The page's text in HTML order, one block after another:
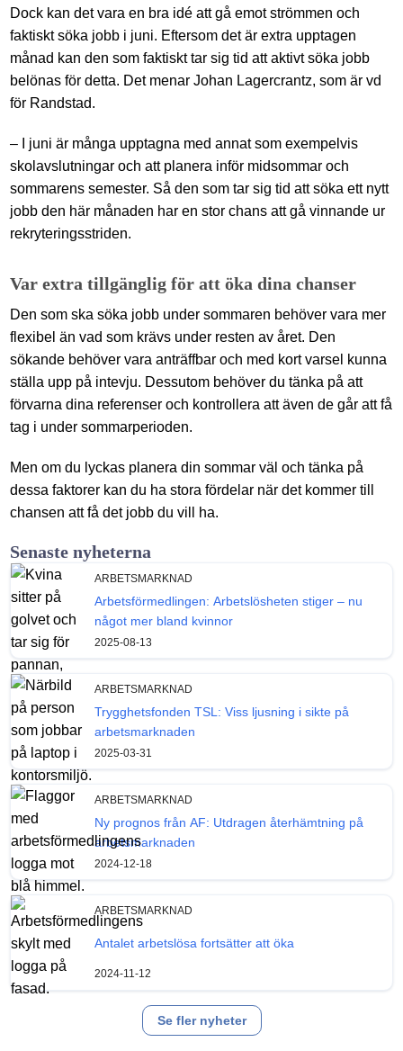
Dock kan det vara en bra idé att gå emot strömmen och
faktiskt söka jobb i juni. Eftersom det är extra upptagen
månad kan den som faktiskt tar sig tid att aktivt söka jobb
belönas för detta. Det menar Johan Lagercrantz, som är vd
för Randstad.
– I juni är många upptagna med annat som exempelvis
skolavslutningar och att planera inför midsommar och
sommarens semester. Så den som tar sig tid att söka ett nytt
jobb den här månaden har en stor chans att gå vinnande ur
rekryteringsstriden.
Var extra tillgänglig för att öka dina chanser
Den som ska söka jobb under sommaren behöver vara mer
flexibel än vad som krävs under resten av året. Den
sökande behöver vara anträffbar och med kort varsel kunna
ställa upp på intevju. Dessutom behöver du tänka på att
förvarna dina referenser och kontrollera att även de går att få
tag i under sommarperioden.
Men om du lyckas planera din sommar väl och tänka på
dessa faktorer kan du ha stora fördelar när det kommer till
chansen att få det jobb du vill ha.
Senaste nyheterna
ARBETSMARKNAD
Arbetsförmedlingen: Arbetslösheten stiger – nu
något mer bland kvinnor
2025-08-13
ARBETSMARKNAD
Trygghetsfonden TSL: Viss ljusning i sikte på
arbetsmarknaden
2025-03-31
ARBETSMARKNAD
Ny prognos från AF: Utdragen återhämtning på
arbetsmarknaden
2024-12-18
ARBETSMARKNAD
Antalet arbetslösa fortsätter att öka
2024-11-12
Se fler nyheter